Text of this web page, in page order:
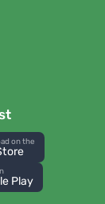
on the
Play